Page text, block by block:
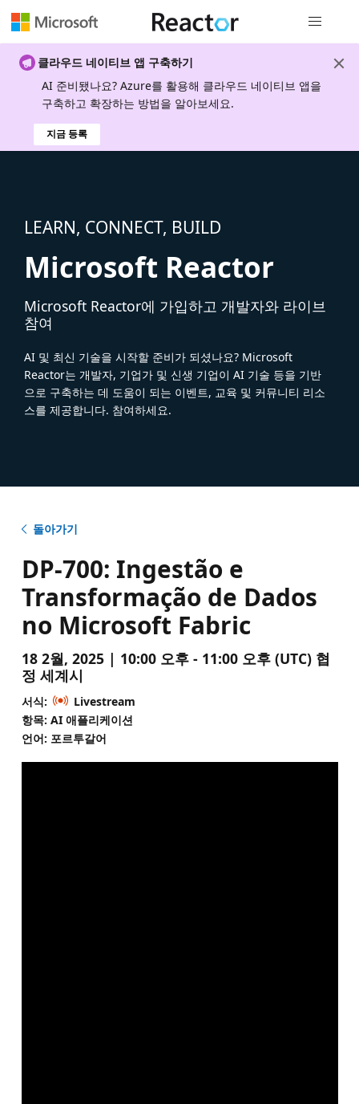
클라우드 네이티브 앱 구축하기
AI 준비됐나요? Azure를 활용해 클라우드 네이티브 앱을
구축하고 확장하는 방법을 알아보세요.
지금 등록
LEARN, CONNECT, BUILD
Microsoft Reactor
Microsoft Reactor에 가입하고 개발자와 라이브
참여
AI 및 최신 기술을 시작할 준비가 되셨나요? Microsoft
Reactor는 개발자, 기업가 및 신생 기업이 AI 기술 등을 기반
으로 구축하는 데 도움이 되는 이벤트, 교육 및 커뮤니티 리소
스를 제공합니다. 참여하세요.
돌아가기
DP-700: Ingestão e
Transformação de Dados
no Microsoft Fabric
18 2월, 2025 | 10:00 오후 - 11:00 오후 (UTC) 협
정 세계시
서식:
Livestream
항목: AI 애플리케이션
언어: 포르투갈어